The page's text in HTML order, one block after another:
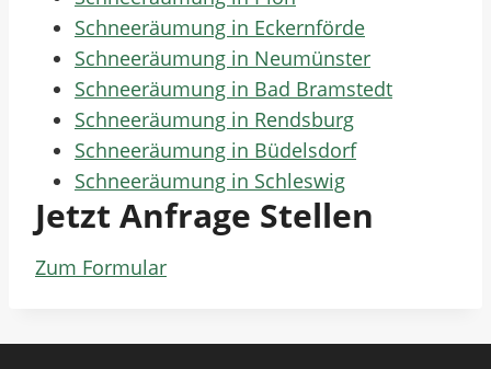
Schneeräumung in Eckernförde
Schneeräumung in Neumünster
Schneeräumung in Bad Bramstedt
Schneeräumung in Rendsburg
Schneeräumung in Büdelsdorf
Schneeräumung in Schleswig
Jetzt Anfrage Stellen
Zum Formular